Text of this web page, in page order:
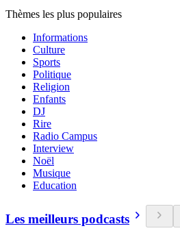
Thèmes les plus populaires
Informations
Culture
Sports
Politique
Religion
Enfants
DJ
Rire
Radio Campus
Interview
Noël
Musique
Education
Les meilleurs podcasts